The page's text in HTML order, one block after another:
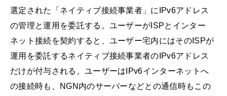
選定された「ネイティブ接続事業者」にIPv6アドレス
の管理と運用を委託する。ユーザーがISPとインター
ネット接続を契約すると、ユーザー宅内にはそのISPが
運用を委託するネイティブ接続事業者のIPv6アドレス
だけが付与される。ユーザーはIPv6インターネットへ
の接続時も、NGN内のサーバーなどとの通信時もこの